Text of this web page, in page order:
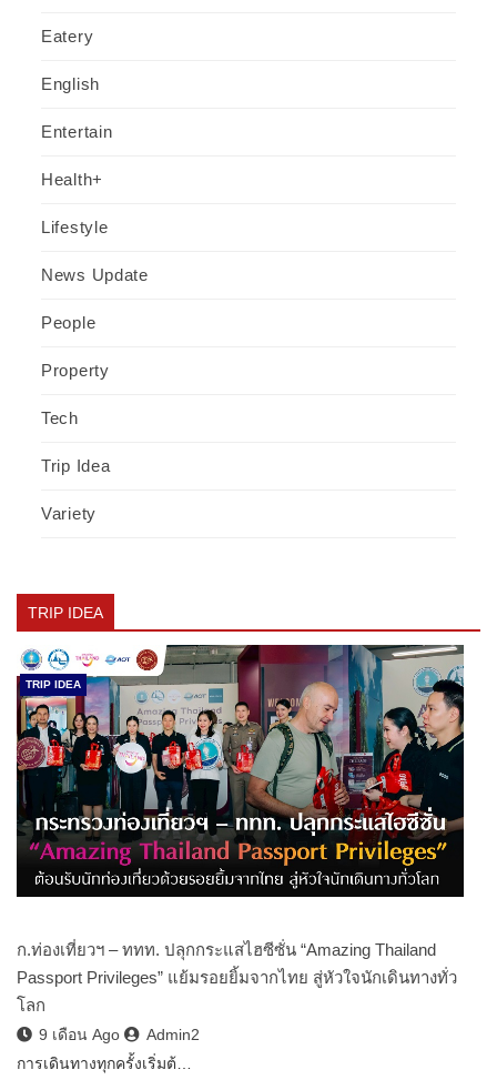
Eatery
English
Entertain
Health+
Lifestyle
News Update
People
Property
Tech
Trip Idea
Variety
TRIP IDEA
TRIP IDEA
ก.ท่องเที่ยวฯ – ททท. ปลุกกระแสไฮซีซั่น “Amazing Thailand
Passport Privileges” แย้มรอยยิ้มจากไทย สู่หัวใจนักเดินทางทั่ว
โลก
9 เดือน Ago
Admin2
การเดินทางทุกครั้งเริ่มต้…